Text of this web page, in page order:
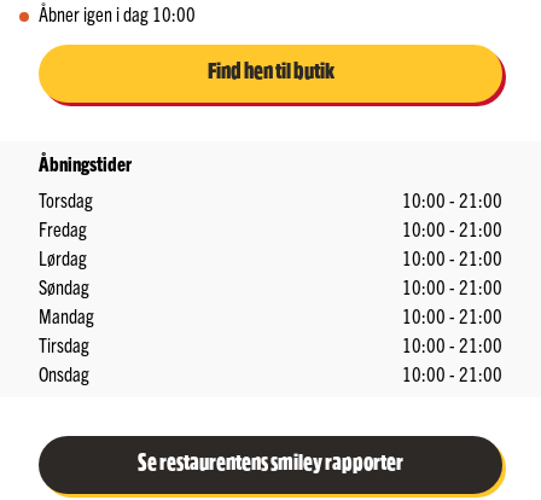
Åbner igen i dag 10:00
Find hen til butik
Åbningstider
Torsdag
10:00 - 21:00
Fredag
10:00 - 21:00
Lørdag
10:00 - 21:00
Søndag
10:00 - 21:00
Mandag
10:00 - 21:00
Tirsdag
10:00 - 21:00
Onsdag
10:00 - 21:00
Se restaurentens smiley rapporter